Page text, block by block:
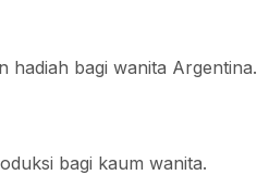
hadiah bagi wanita Argentina.
bagi kaum wanita.